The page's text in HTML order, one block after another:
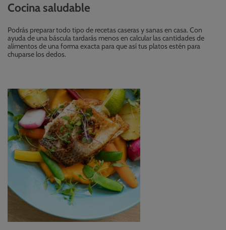
Cocina saludable
Podrás preparar todo tipo de recetas caseras y sanas en casa. Con
ayuda de una báscula tardarás menos en calcular las cantidades de
alimentos de una forma exacta para que así tus platos estén para
chuparse los dedos.